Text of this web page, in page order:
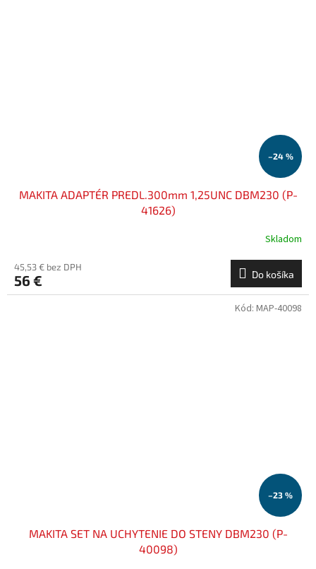
–24 %
MAKITA ADAPTÉR PREDL.300mm 1,25UNC DBM230 (P-
41626)
Skladom
45,53 € bez DPH
56 € Do košíka
–23 %
MAKITA SET NA UCHYTENIE DO STENY DBM230 (P-
40098)
Kód: MAP-40098